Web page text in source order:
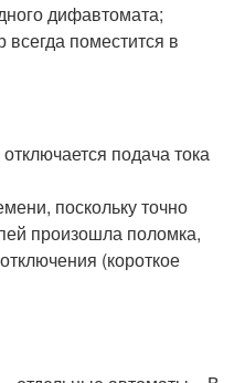
дифавтомата;
всегда поместится в
подача тока
поскольку точно
произошла поломка,
(короткое